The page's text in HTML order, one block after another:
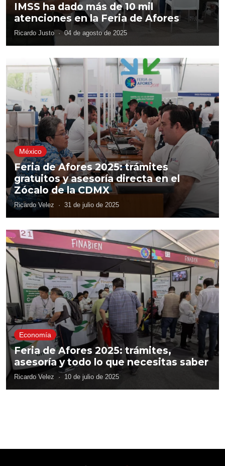
IMSS ha dado más de 10 mil
atenciones en la Feria de Afores
Ricardo Justo · 04 de agosto de 2025
México
Feria de Afores 2025: trámites
gratuitos y asesoría directa en el
Zócalo de la CDMX
Ricardo Velez · 31 de julio de 2025
Economía
Feria de Afores 2025: trámites,
asesoría y todo lo que necesitas saber
Ricardo Velez · 10 de julio de 2025